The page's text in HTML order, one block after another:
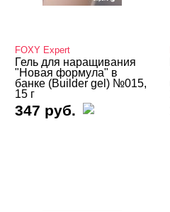
FOXY Expert
Гель для наращивания
"Новая формула" в
банке (Builder gel) №015,
15 г
347 руб.